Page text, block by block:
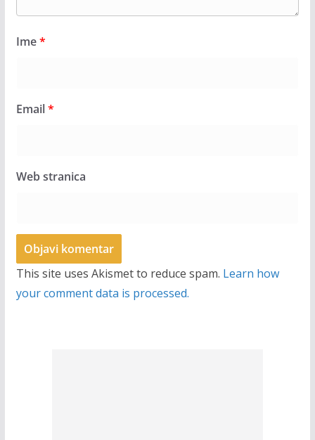
Ime*
Email*
Web stranica
This site uses Akismet to reduce spam. Learn how
your comment data is processed.